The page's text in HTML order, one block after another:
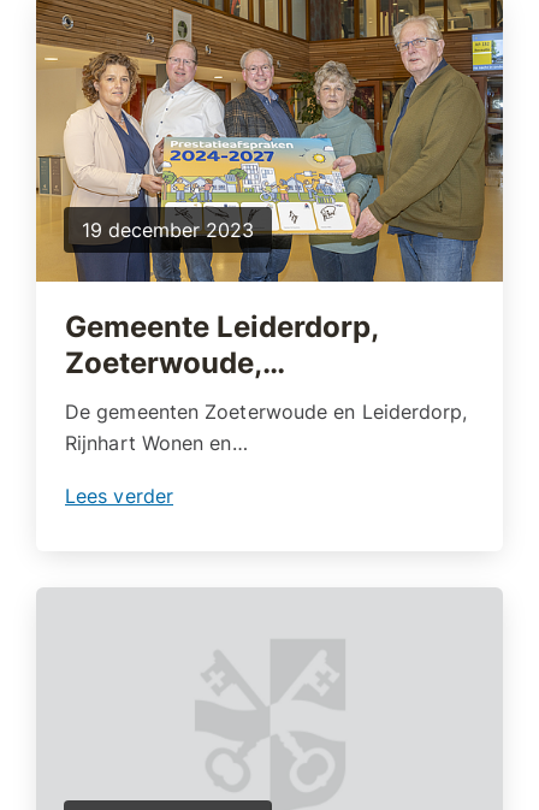
Gemeente Leiderdorp,
Zoeterwoude,…
19 december 2023
De gemeenten Zoeterwoude en Leiderdorp,
Rijnhart Wonen en…
Lees verder